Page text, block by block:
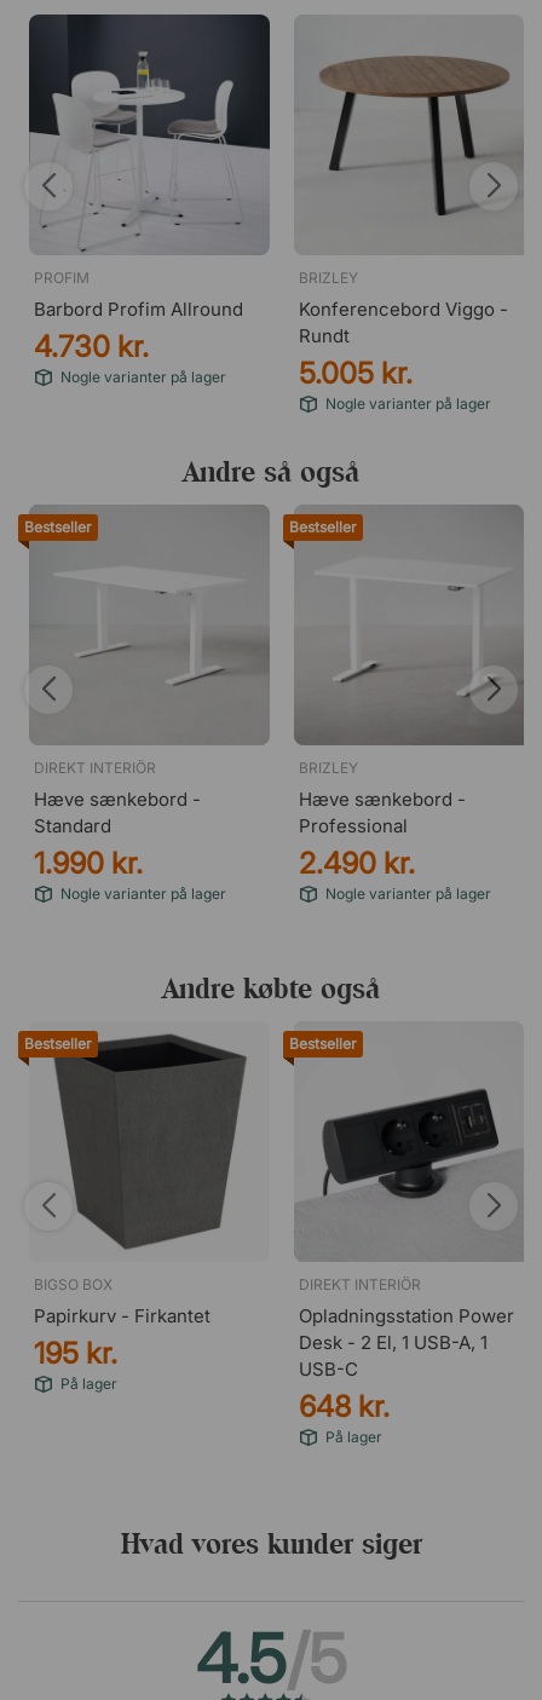
PROFIM
Barbord Profim Allround
4.730 kr.
Nogle varianter på lager
BRIZLEY
Konferencebord Viggo -
Rundt
5.005 kr.
Nogle varianter på lager
Andre så også
Bestseller
DIREKT INTERIÖR
Hæve sænkebord -
Standard
1.990 kr.
Nogle varianter på lager
Bestseller
BRIZLEY
Hæve sænkebord -
Professional
2.490 kr.
Nogle varianter på lager
Andre købte også
Bestseller
BIGSO BOX
Papirkurv - Firkantet
195 kr.
På lager
Bestseller
DIREKT INTERIÖR
Opladningsstation Power
Desk - 2 El, 1 USB-A, 1
USB-C
648 kr.
På lager
Hvad vores kunder siger
4.5/5